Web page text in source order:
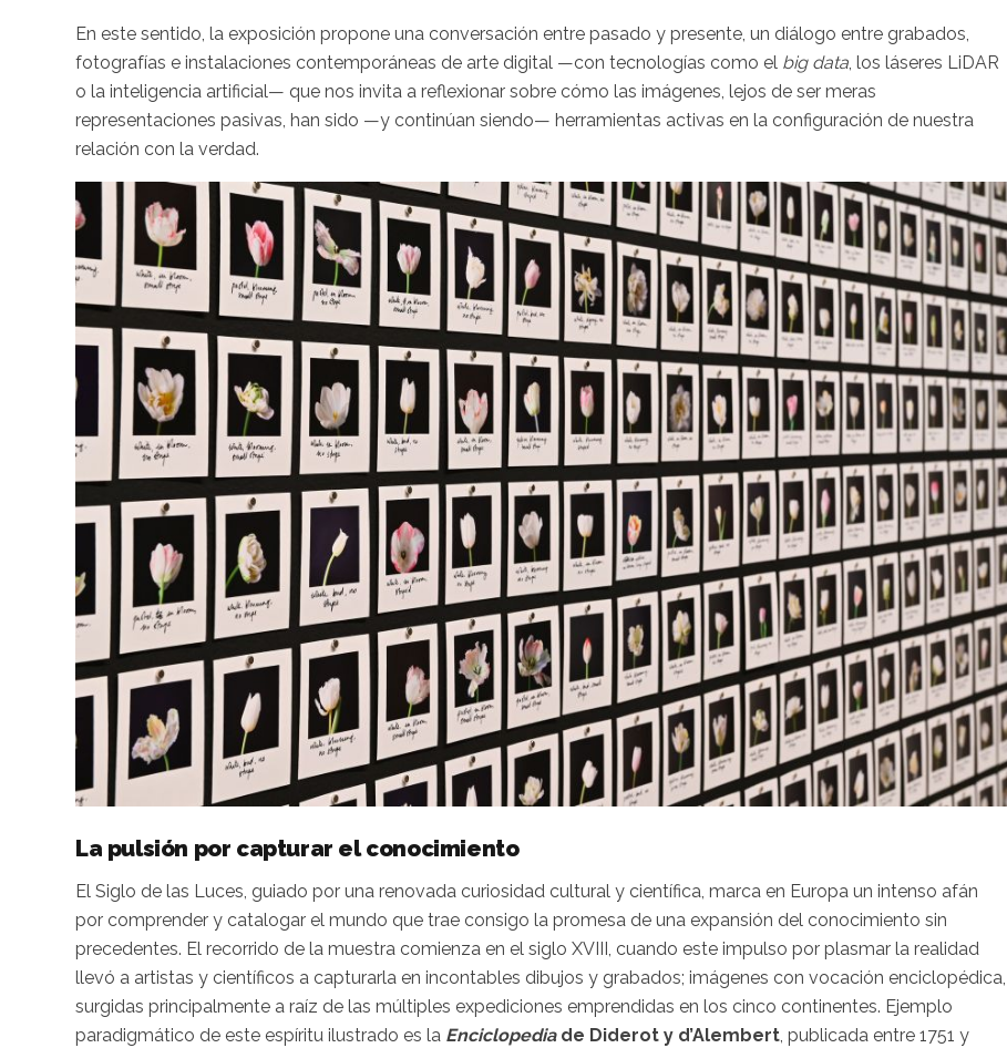
En este sentido, la exposición propone una conversación entre pasado y presente, un diálogo entre grabados,
fotografías e instalaciones contemporáneas de arte digital —con tecnologías como el big data , los láseres LiDAR
o la inteligencia artificial— que nos invita a reflexionar sobre cómo las imágenes, lejos de ser meras
representaciones pasivas, han sido —y continúan siendo— herramientas activas en la configuración de nuestra
relación con la verdad.
La pulsión por capturar el conocimiento
El Siglo de las Luces, guiado por una renovada curiosidad cultural y científica, marca en Europa un intenso afán
por comprender y catalogar el mundo que trae consigo la promesa de una expansión del conocimiento sin
precedentes. El recorrido de la muestra comienza en el siglo XVIII, cuando este impulso por plasmar la realidad
llevó a artistas y científicos a capturarla en incontables dibujos y grabados; imágenes con vocación enciclopédica,
surgidas principalmente a raíz de las múltiples expediciones emprendidas en los cinco continentes. Ejemplo
paradigmático de este espíritu ilustrado es la Enciclopedia de Diderot y d’Alembert, publicada entre 1751 y